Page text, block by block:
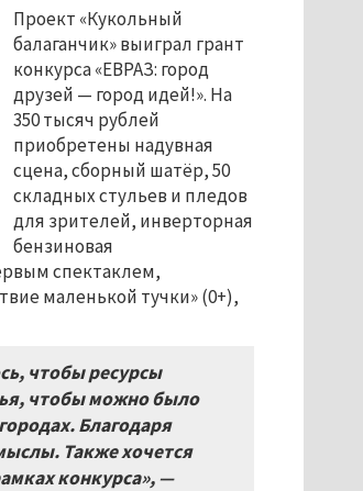
Проект «Кукольный
балаганчик» выиграл грант
конкурса «ЕВРАЗ: город
друзей — город идей!». На
350 тысяч рублей
приобретены надувная
сцена, сборный шатёр, 50
складных стульев и пледов
для зрителей, инверторная
бензиновая
спектаклем,
маленькой тучки» (0+),
чтобы ресурсы
чтобы можно было
Благодаря
Также хочется
конкурса», —